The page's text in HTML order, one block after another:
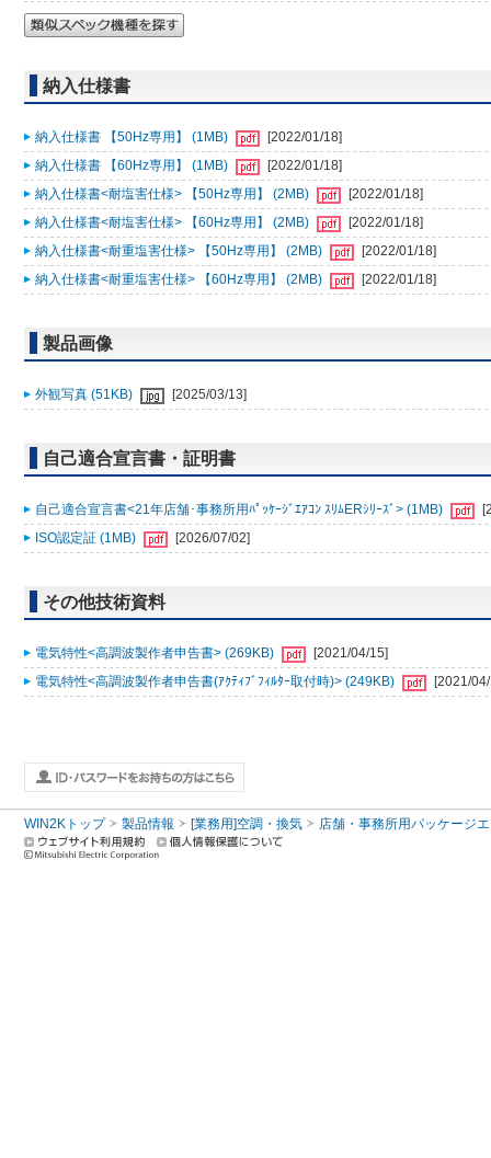
納入仕様書
納入仕様書 【50Hz専用】 (1MB)
[2022/01/18]
納入仕様書 【60Hz専用】 (1MB)
[2022/01/18]
納入仕様書<耐塩害仕様> 【50Hz専用】 (2MB)
[2022/01/18]
納入仕様書<耐塩害仕様> 【60Hz専用】 (2MB)
[2022/01/18]
納入仕様書<耐重塩害仕様> 【50Hz専用】 (2MB)
[2022/01/18]
納入仕様書<耐重塩害仕様> 【60Hz専用】 (2MB)
[2022/01/18]
製品画像
外観写真 (51KB) [2025/03/13]
自己適合宣言書・証明書
自己適合宣言書<21年店舗･事務所用ﾊﾟｯｹｰｼﾞｴｱｺﾝ ｽﾘﾑERｼﾘｰｽﾞ> (1MB)
ISO認定証 (1MB)
[2026/07/02]
その他技術資料
電気特性<高調波製作者申告書> (269KB)
[2021/04/15]
電気特性<高調波製作者申告書(ｱｸﾃｨﾌﾞﾌｨﾙﾀｰ取付時)> (249KB)
[2021/
WIN2Kトップ 製品情報 [業務用]空調・換気 店舗・事務所用パッケージ